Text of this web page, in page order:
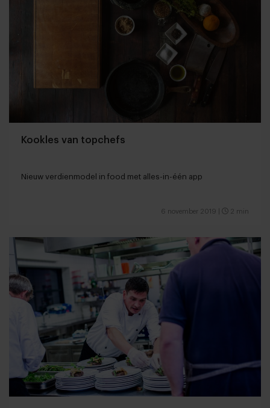
Kookles van topchefs
Nieuw verdienmodel in food met alles-in-één app
6 november 2019 2 min